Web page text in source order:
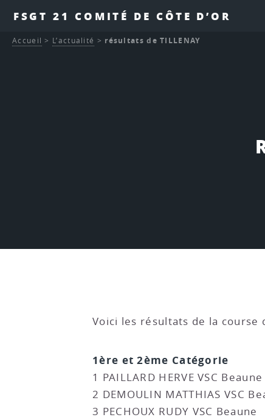
FSGT 21 COMITÉ DE CÔTE D’OR
Accueil > L’actualité > résultats de TILLENAY
Voici les résultats de la course
1ère et 2ème Catégorie
1 PAILLARD HERVE VSC Beaune
2 DEMOULIN MATTHIAS VSC
3 PECHOUX RUDY VSC Beaune